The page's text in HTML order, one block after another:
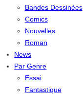
Bandes Dessinées
Comics
Nouvelles
Roman
News
Par Genre
Essai
Fantastique